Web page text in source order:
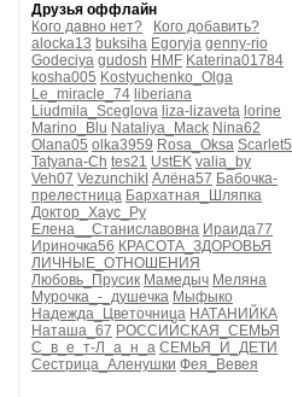
Друзья оффлайн
Кого давно нет?
Кого добавить?
alocka13 buksiha Egoryja genny-rio
Godeciya gudosh HMF Katerina01784
kosha005 Kostyuchenko_Olga
Le_miracle_74 liberiana
Liudmila_Sceglova liza-lizaveta lorine
Marino_Blu Nataliya_Mack Nina62
Olana05 olka3959 Rosa_Oksa Scarlet5
Tatyana-Ch tes21 UstEK valia_by
Veh07 VezunchikI Алёна57 Бабочка-
прелестница Бархатная_Шляпка
Доктор_Хаус_Ру
Елена__Станиславовна Ираида77
Ириночка56 КРАСОТА_ЗДОРОВЬЯ
ЛИЧНЫЕ_ОТНОШЕНИЯ
Любовь_Прусик Мамедыч Меляна
Мурочка_-_душечка Мыфыко
Надежда_Цветочница НАТАНИЙКА
Наташа_67 РОССИЙСКАЯ_СЕМЬЯ
С_в_е_т-Л_а_н_а СЕМЬЯ_И_ДЕТИ
Сестрица_Аленушки Фея_Вевея